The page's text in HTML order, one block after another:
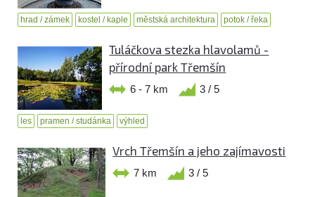
hrad / zámek kostel / kaple městská architektura potok / řeka
Tuláčkova stezka hlavolamů -
přírodní park Třemšín
6 - 7 km 3 / 5
les pramen / studánka výhled
Vrch Třemšín a jeho zajímavosti
7 km 3 / 5